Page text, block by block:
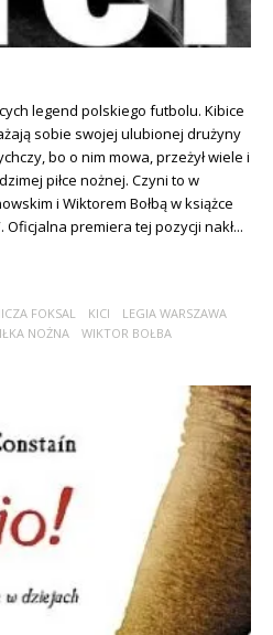
legend polskiego futbolu. Kibice
sobie swojej ulubionej drużyny
bo o nim mowa, przeżył wiele i
piłce nożnej. Czyni to w
i Wiktorem Bołbą w książce
Oficjalna premiera tej pozycji nakł...
FOKSAL KICI
LEGIA WARSZAWA
NOŻNA
WIKTOR BOŁBA